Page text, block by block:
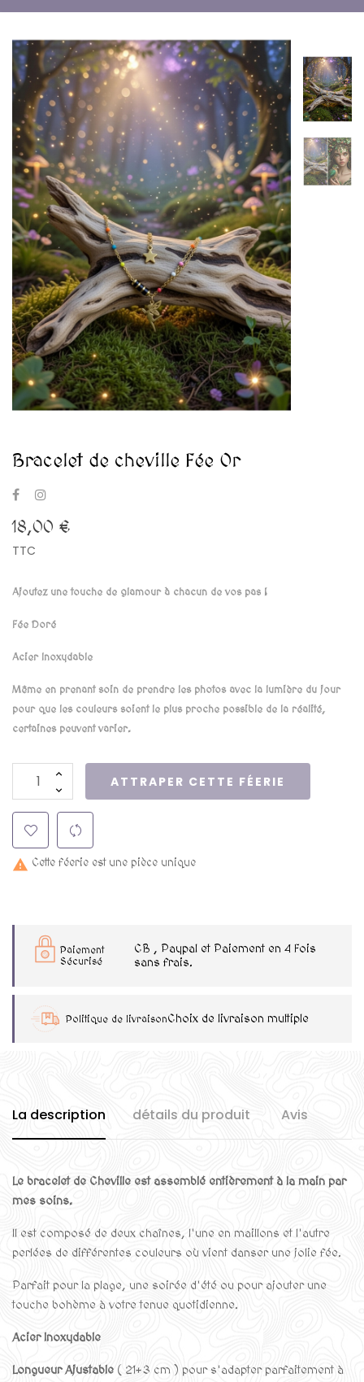
Bracelet de cheville Fée Or
18,00 €
TTC
Ajoutez une touche de glamour à chacun de vos pas !
Fée Doré
Acier Inoxydable
Même en prenant soin de prendre les photos avec la lumière du jour
pour que les couleurs soient le plus proche possible de la réalité,
certaines peuvent varier.
ATTRAPER CETTE FÉERIE
 Cette féerie est une pièce unique
Paiement
Sécurisé
CB , Paypal et Paiement en 4 Fois
sans frais.
Politique de livraisonChoix de livraison multiple
La description détails du produit Avis
Le bracelet de Cheville est assemblé entièrement à la main par
mes soins.
Il est composé de deux chaînes, l'une en maillons et l'autre
perlées de différentes couleurs où vient danser une jolie fée.
Parfait pour la plage, une soirée d'été ou pour ajouter une
touche bohème à votre tenue quotidienne.
Acier Inoxydable
Longueur Ajustable ( 21+3 cm ) pour s'adapter parfaitement à